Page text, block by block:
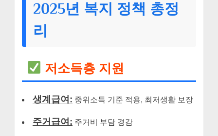
2025년 복지 정책 총정
리
저소득층 지원
생계급여: 중위소득 기준 적용, 최저생활 보장
주거급여: 주거비 부담 경감